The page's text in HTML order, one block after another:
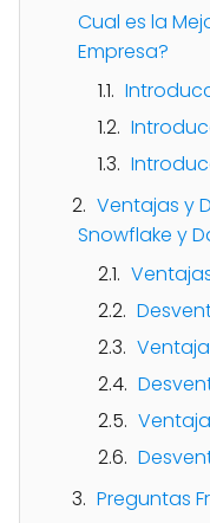
Cual es la
Empresa?
Ventajas y
Snowflake y
Preguntas